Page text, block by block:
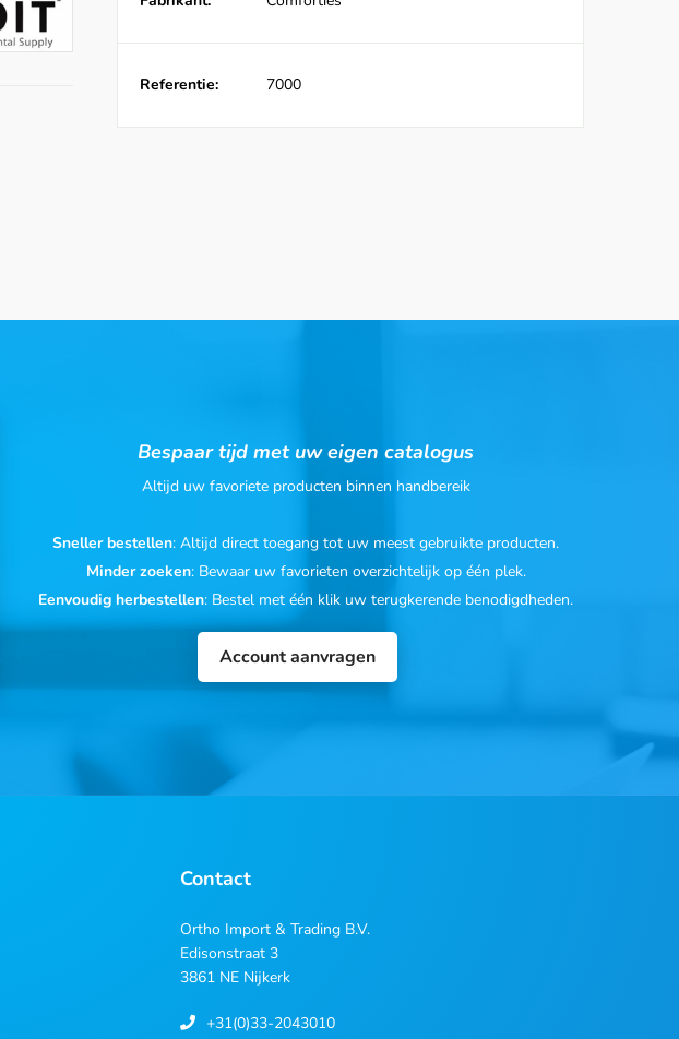
Referentie: 7000
Bespaar tijd met uw eigen catalogus
Altijd uw favoriete producten binnen handbereik
Sneller bestellen: Altijd direct toegang tot uw meest gebruikte producten.
Minder zoeken: Bewaar uw favorieten overzichtelijk op één plek.
Eenvoudig herbestellen: Bestel met één klik uw terugkerende benodigdheden.
Account aanvragen
Contact
Ortho Import & Trading B.V.
Edisonstraat 3
3861 NE Nijkerk
+31(0)33-2043010